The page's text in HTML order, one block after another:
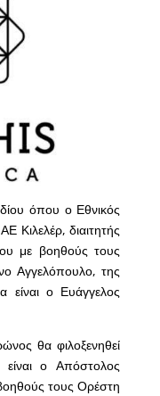
όπου ο Εθνικός
Κιλελέρ, διαιτητής
με βοηθούς τους
Αγγελόπουλο, της
είναι ο Ευάγγελος
θα φιλοξενηθεί
ο Απόστολος
τους Ορέστη